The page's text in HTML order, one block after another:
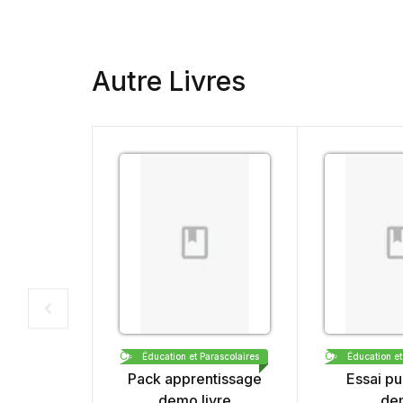
Autre Livres
CARTHAGE BOOKS & PUBLISHING DEMO
Pack apprentissage
Éducation et Parascolaires
Essai
Éducation et